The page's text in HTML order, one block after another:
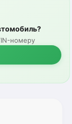
номеру